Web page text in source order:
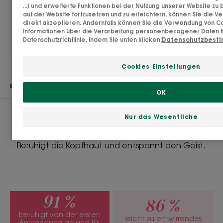
• Schützt: Seine Formulierung mit physiologischem
pH-Wert hält die Kopfhaut mit Feuchtigkeit versorgt
und unterstützt das Gleichgewicht des Mikrobioms.
• Lindert Reizungen: dank seines Aktivstoff Bio-
UMWELT
Textur
Die Textur ist nicht fettig und nicht klebrig.
Geruch des Inhalts
ERGEBNISSE
Beruhigt die Kopfhaut und entspannt den Geist.
91 %
beruhigt von der ersten
86 %
leicht zu entwirrendes
...) und erweiterte Funktionen bei der Nutzung unserer Website zu
auf der Website fortzusetzen und zu erleichtern, können Sie die
direkt akzeptieren. Andernfalls können Sie die Verwendung von
Informationen über die Verarbeitung personenbezogener Daten
Datenschutzrichtlinie, indem Sie unten klicken:
Cookies Einstellungen
Nur das Wesentliche
OK